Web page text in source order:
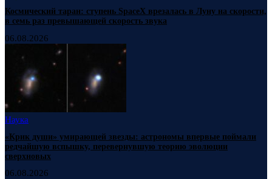
Космический таран: ступень SpaceX врезалась в Луну на скорости,
в семь раз превышающей скорость звука
06.08.2026
Наука
«Крик души» умирающей звезды: астрономы впервые поймали
редчайшую вспышку, перевернувшую теорию эволюции
сверхновых
06.08.2026